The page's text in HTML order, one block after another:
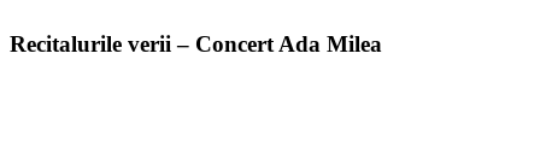
Recitalurile verii – Concert Ada Milea